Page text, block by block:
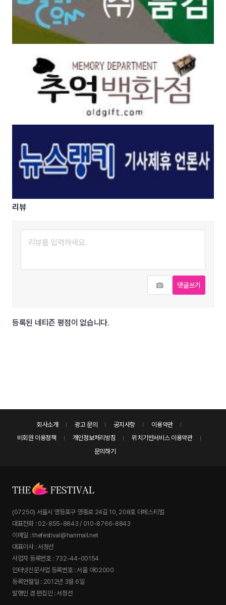
리뷰
사진추가
댓글쓰기
등록된 네티즌 평점이 없습니다.
회사소개 광고 문의 공지사항
이용약관
비회원 이용정책
개인정보처리방침
위치기반서비스 이용약관
문의하기
(07250) 서울시 영등포구 영중로 24길 10, 208호 더페스티벌
대표전화 : 02-855-8843 / 010-8766-8843
이메일 : thefestival@hanmail.net
대표이사 : 서정선
사업자 등록번호 : 732-44-00154
인터넷신문사업 등록번호 : 서울 아02000
등록연월일 : 2012년 3월 6일
발행인 겸 편집인 : 서정선